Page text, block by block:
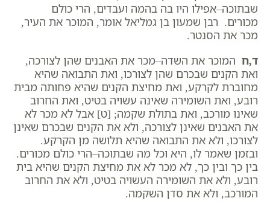
שבתוכה–אפילו היו בה בהמה ועבדים, הרי כולם
מכורים. רבן שמעון בן גמליאל אומר, המוכר את העיר,
מכר את הסנטר.
ד,ח המוכר את השדה–מכר את האבנים שהן לצורכה,
ואת הקנים שבכרם שהן לצורכו, ואת התבואה שהיא
מחוברת לקרקע, ואת מחיצת הקנים שהיא פחותה מבית
רובע, ואת השומירה שאינה עשויה בטיט, ואת החרוב
שאינו מורכב, ואת בתולת שקמה; [ט] אבל לא מכר לא
את האבנים שאינן לצורכה, ולא את הקנים שבכרם שאינן
לצורכו, ולא את התבואה שהיא תלושה מן הקרקע.
ובזמן שאמר לו, היא וכל מה שבתוכה–הרי כולם מכורים.
בין כך ובין כך, לא מכר לא את מחיצת הקנים שהיא בית
רובע, ולא את השומירה העשויה בטיט, ולא את החרוב
המורכב, ולא את סדן השקמה.